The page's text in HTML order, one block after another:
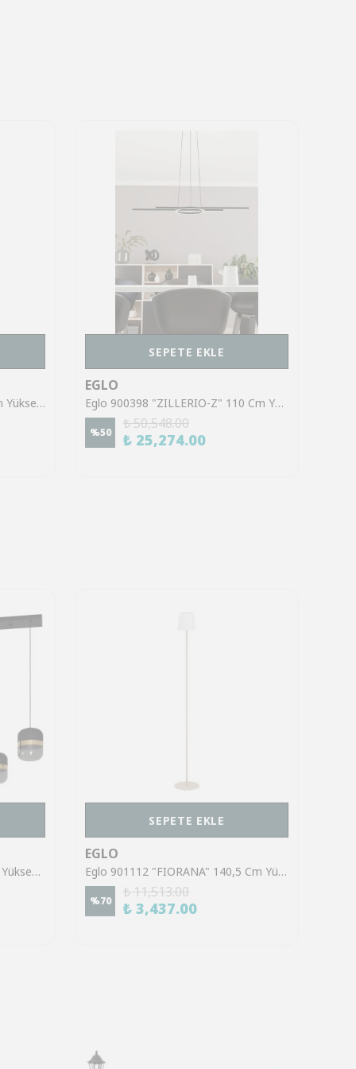
Eglo 390395 "SACEDA" 150 Cm Yüksekliğinde Çelik Siyah, Gold Sarkıt Avize
SEPETE EKLE
EGLO
Eglo 900398 "ZILLERIO-Z" 110 Cm Yüksekliğinde Çelik, Alüminyum Siyah Sarkıt Avize
%50
₺ 50,548.00
₺ 25,274.00
Eglo 39921 "SINSIGA" 150 Cm Yüksekliğinde Çelik Siyah Sarkıt Avize
SEPETE EKLE
EGLO
Eglo 901112 "FIORANA" 140,5 Cm Yüksekliğinde Çelik Köşe Lambası Lambader
%70
₺ 11,513.00
₺ 3,437.00